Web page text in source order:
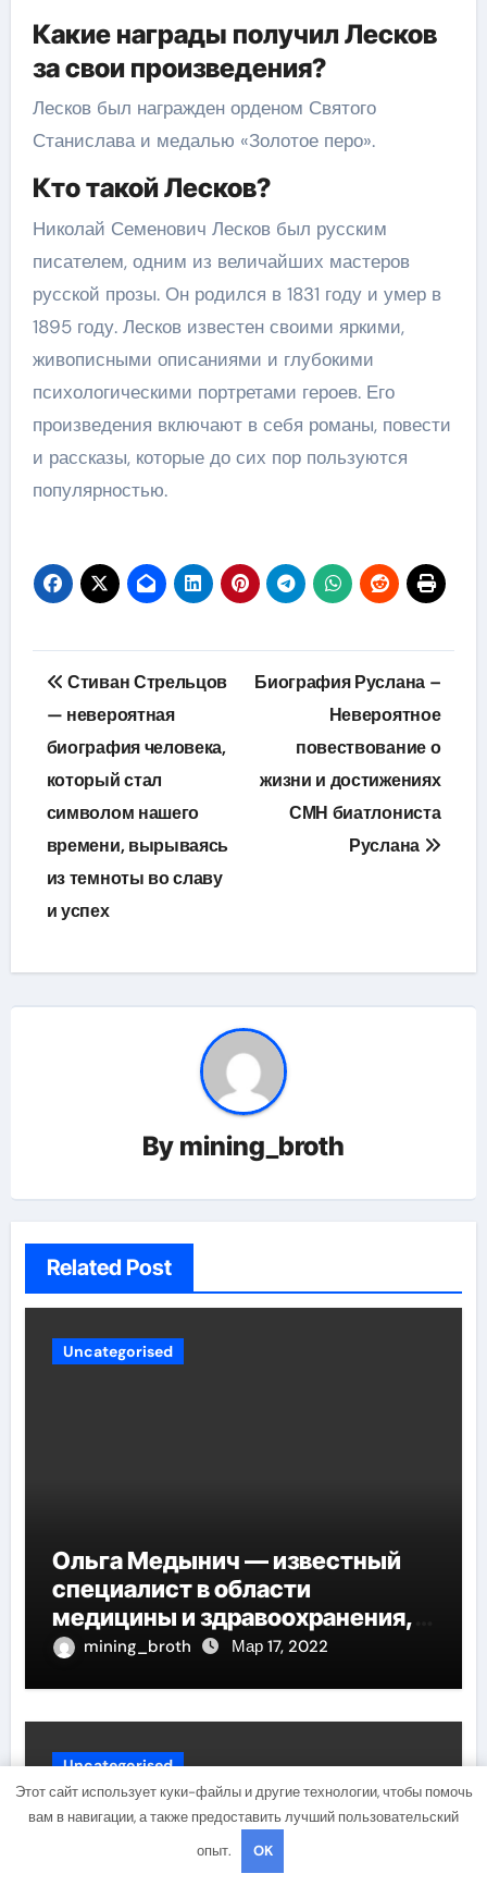
Какие награды получил Лесков
за свои произведения?
Лесков был награжден орденом Святого
Станислава и медалью «Золотое перо».
Кто такой Лесков?
Николай Семенович Лесков был русским
писателем, одним из величайших мастеров
русской прозы. Он родился в 1831 году и умер в
1895 году. Лесков известен своими яркими,
живописными описаниями и глубокими
психологическими портретами героев. Его
произведения включают в себя романы, повести
и рассказы, которые до сих пор пользуются
популярностью.
Навигация
по
записям
Стиван Стрельцов
— невероятная
биография человека,
который стал
символом нашего
времени, вырываясь
из темноты во славу
и успех
Биография Руслана –
Невероятное
повествование о
жизни и достижениях
СМН биатлониста
Руслана
By mining_broth
Related Post
Uncategorised
Ольга Медынич — известный
специалист в области
медицины и здравоохранения,
автор многочисленных научных
mining_broth Мар 17, 2022
Uncategorised
Этот сайт использует куки-файлы и другие технологии, чтобы помочь
вам в навигации, а также предоставить лучший пользовательский
опыт.
OK